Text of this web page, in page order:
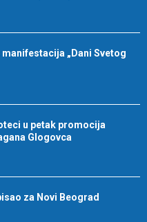
„Dani Svetog
u petak promocija
Glogovca
za Novi Beograd